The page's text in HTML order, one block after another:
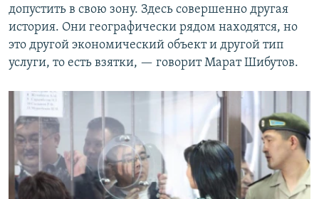
допустить в свою зону. Здесь совершенно другая
история. Они географически рядом находятся, но
это другой экономический объект и другой тип
услуги, то есть взятки, — говорит Марат Шибутов.